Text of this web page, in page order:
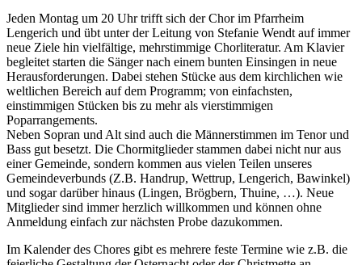
Jeden Montag um 20 Uhr trifft sich der Chor im Pfarrheim
Lengerich und übt unter der Leitung von Stefanie Wendt auf immer
neue Ziele hin vielfältige, mehrstimmige Chorliteratur. Am Klavier
begleitet starten die Sänger nach einem bunten Einsingen in neue
Herausforderungen. Dabei stehen Stücke aus dem kirchlichen wie
weltlichen Bereich auf dem Programm; von einfachsten,
einstimmigen Stücken bis zu mehr als vierstimmigen
Poparrangements.
Neben Sopran und Alt sind auch die Männerstimmen im Tenor und
Bass gut besetzt. Die Chormitglieder stammen dabei nicht nur aus
einer Gemeinde, sondern kommen aus vielen Teilen unseres
Gemeindeverbunds (Z.B. Handrup, Wettrup, Lengerich, Bawinkel)
und sogar darüber hinaus (Lingen, Brögbern, Thuine, …). Neue
Mitglieder sind immer herzlich willkommen und können ohne
Anmeldung einfach zur nächsten Probe dazukommen.
Im Kalender des Chores gibt es mehrere feste Termine wie z.B. die